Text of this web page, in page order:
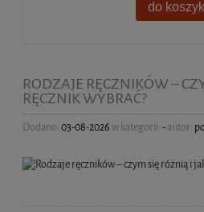
do
RODZAJE RĘCZNIKÓW –
RĘCZNIK WYBRAĆ?
Dodano:03-08-2026w kategorii:-autor: